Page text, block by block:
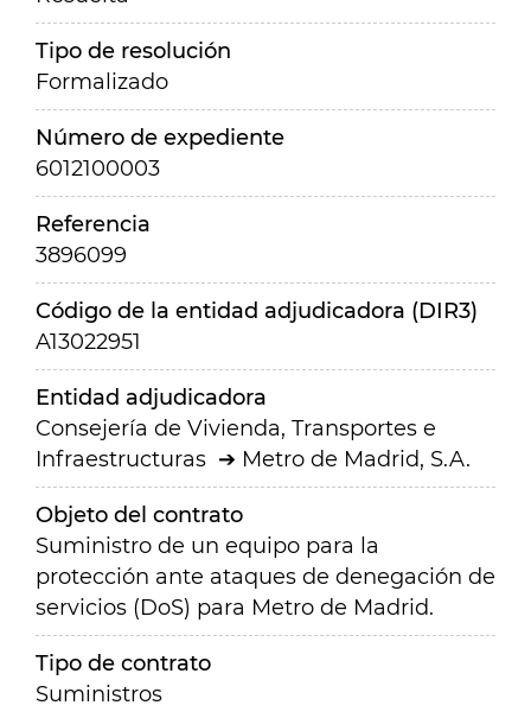
Tipo de resolución
Formalizado
Número de expediente
6012100003
Referencia
3896099
Código de la entidad adjudicadora (DIR3)
A13022951
Entidad adjudicadora
Consejería de Vivienda, Transportes e
Infraestructuras
Metro de Madrid, S.A.
Objeto del contrato
Suministro de un equipo para la
protección ante ataques de denegación de
servicios (DoS) para Metro de Madrid.
Tipo de contrato
Suministros